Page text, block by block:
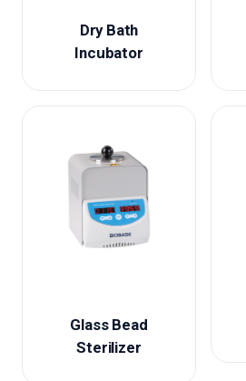
Dry Bath
Incubator
Glass Bead
Sterilizer